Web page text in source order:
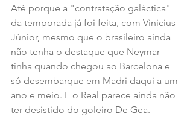
Até porque a "contratação galáctica"
da temporada já foi feita, com Vinicius
Júnior, mesmo que o brasileiro ainda
não tenha o destaque que Neymar
tinha quando chegou ao Barcelona e
só desembarque em Madri daqui a um
ano e meio. E o Real parece ainda não
ter desistido do goleiro De Gea.